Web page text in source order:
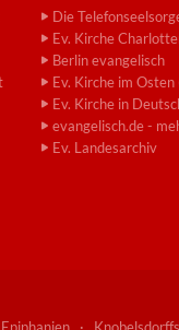
Die
Ev. Kirche
Berlin evangelisch
Ev. Kirche im Osten
Ev. Kirche in
evangelisch.de -
Ev. Landesarchiv
·